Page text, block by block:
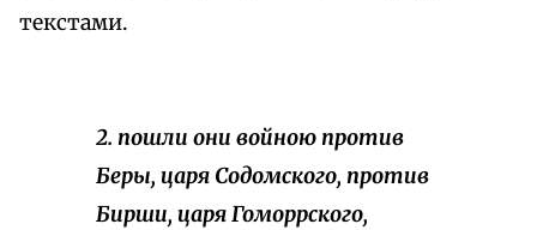
текстами.
2. пошли они войною против
Беры, царя Содомского, против
Бирши, царя Гоморрского,